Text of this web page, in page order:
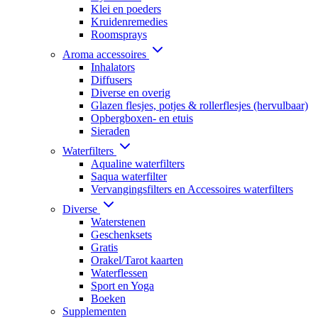
Klei en poeders
Kruidenremedies
Roomsprays
Aroma accessoires
Inhalators
Diffusers
Diverse en overig
Glazen flesjes, potjes & rollerflesjes (hervulbaar)
Opbergboxen- en etuis
Sieraden
Waterfilters
Aqualine waterfilters
Saqua waterfilter
Vervangingsfilters en Accessoires waterfilters
Diverse
Waterstenen
Geschenksets
Gratis
Orakel/Tarot kaarten
Waterflessen
Sport en Yoga
Boeken
Supplementen